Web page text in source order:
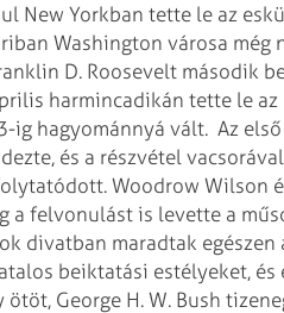
New Yorkban tette le az
Washington városa még
D. Roosevelt második
harmincadikán tette le az
ig hagyománnyá vált. Az
és a részvétel
Woodrow Wilson
a felvonulást is levette a
divatban maradtak egészen
beiktatási estélyeket, és
George H. W. Bush